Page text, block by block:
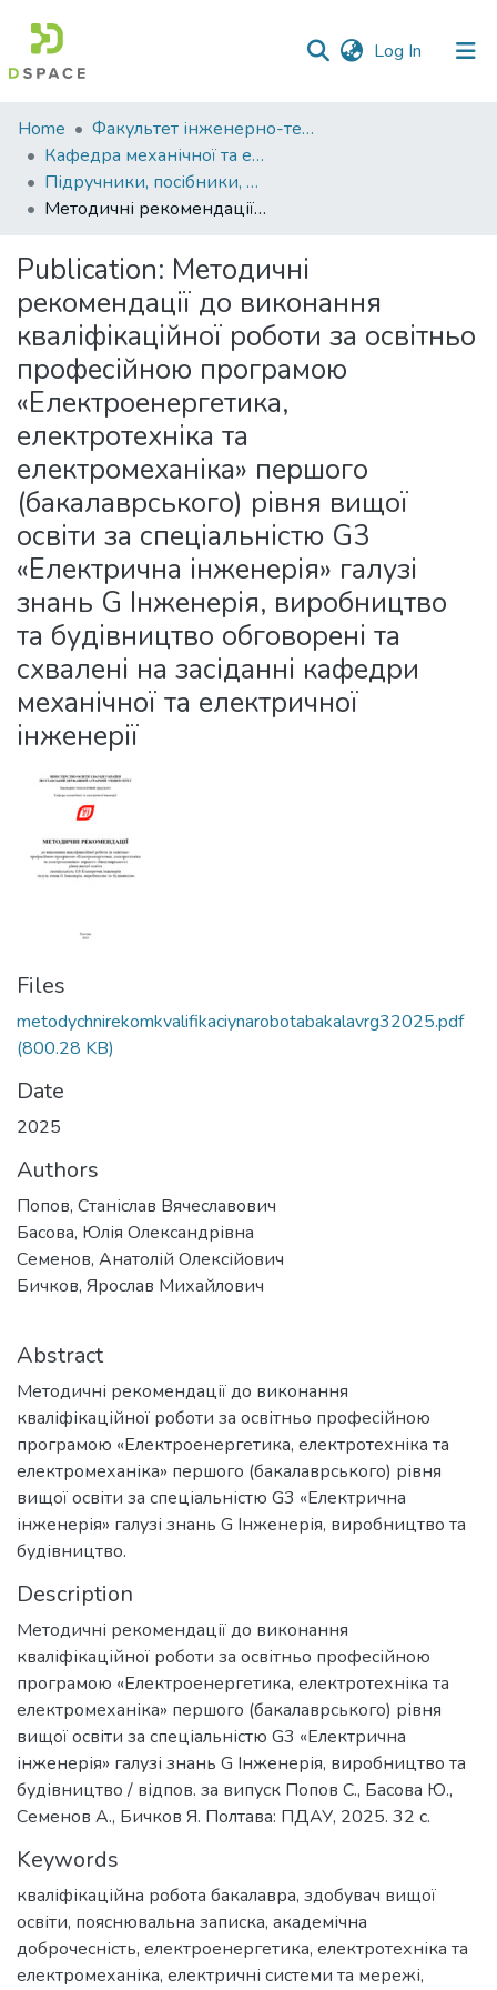
Log In (current)
Communities
&
Collections
All of DSpace
Statistics
Home
Факультет інженерно-технологічний
Кафедра механічної та електричної інженерії
Підручники, посібники, методичні рекомендації, монографії. Кафедра механічної та електричної інженерії
Методичні рекомендації до виконання кваліфікаційної роботи за освітньо професійною програмою «Електроенергетика, електротехніка та електромеханіка» першого (бакалаврського) рівня вищої освіти за спеціальністю G3 «Електрична інженерія» галузі знань G Інженерія, виробництво та будівництво обговорені та схвалені на засіданні кафедри механічної та електричної інженерії
Publication: Методичні
рекомендації до виконання
кваліфікаційної роботи за освітньо
професійною програмою
«Електроенергетика,
електротехніка та
електромеханіка» першого
(бакалаврського) рівня вищої
освіти за спеціальністю G3
«Електрична інженерія» галузі
знань G Інженерія, виробництво
та будівництво обговорені та
схвалені на засіданні кафедри
механічної та електричної
інженерії
Files
metodychnirekomkvalifikaciynarobotabakalavrg32025.pdf
(800.28 KB)
Date
2025
Authors
Попов, Станіслав Вячеславович
Басова, Юлія Олександрівна
Семенов, Анатолій Олексійович
Бичков, Ярослав Михайлович
Abstract
Методичні рекомендації до виконання
кваліфікаційної роботи за освітньо професійною
програмою «Електроенергетика, електротехніка та
електромеханіка» першого (бакалаврського) рівня
вищої освіти за спеціальністю G3 «Електрична
інженерія» галузі знань G Інженерія, виробництво та
будівництво.
Description
Методичні рекомендації до виконання
кваліфікаційної роботи за освітньо професійною
програмою «Електроенергетика, електротехніка та
електромеханіка» першого (бакалаврського) рівня
вищої освіти за спеціальністю G3 «Електрична
інженерія» галузі знань G Інженерія, виробництво та
будівництво / відпов. за випуск Попов С., Басова Ю.,
Семенов А., Бичков Я. Полтава: ПДАУ, 2025. 32 с.
Keywords
кваліфікаційна робота бакалавра, здобувач вищої
освіти, пояснювальна записка, академічна
доброчесність, електроенергетика, електротехніка та
електромеханіка, електричні системи та мережі,